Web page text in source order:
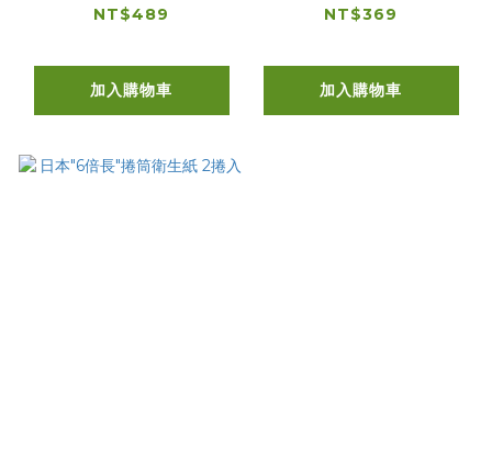
*6捲)
NT$489
加入購物車
(Monpoké)
NT$369
加入購物車